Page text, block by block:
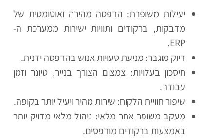
יעילות משופרת: הדפסה מהירה ואוטומטית של
מדבקות, ברקודים ותוויות ישירות ממערכת ה-
ERP.
דיוק מוגבר: מניעת טעויות אנוש בהדפסה ידנית.
חיסכון בעלויות: צמצום הצורך בנייר, טיונר וזמן
עבודה.
שיפור חוויית הלקוח: שירות מהיר ויעיל יותר בקופה.
מעקב משופר אחר מלאי: ניהול מלאי מדויק יותר
באמצעות ברקודים מודפסים.